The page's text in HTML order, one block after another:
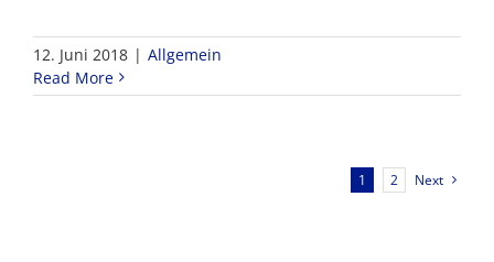
12. Juni 2018 | Allgemein
Read More
1 2 Next